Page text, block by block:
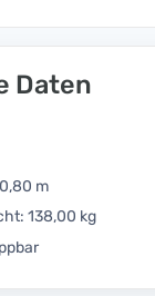
Daten
m
138,00 kg